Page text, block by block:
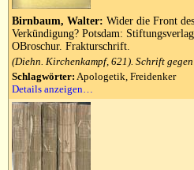
Birnbaum, Walter: Wider die Front
Verkündigung? Potsdam:
OBroschur. Frakturschrift.
(Diehn. Kirchenkampf, 621). Schrift
Schlagwörter: Apologetik, Freidenker
Details anzeigen…